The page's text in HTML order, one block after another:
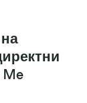
Me